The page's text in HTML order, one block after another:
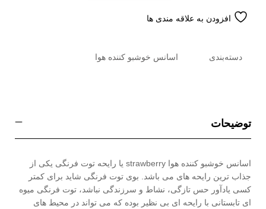
افزودن به علاقه مندی ها
دسته‌بندی اسانس خوشبو کننده هوا
توضیحات
اسانس خوشبو کننده هوا strawberry یا رایحه توت فرنگی یکی از
جذاب ترین رایحه های می باشد. بوی توت فرنگی شاید برای کمتر
کسی یادآور حس تازگی، نشاط و سرزندگی نباشد، توت فرنگی میوه
ای تابستانی با رایحه ای بی نظیر بوده که می تواند در محیط های